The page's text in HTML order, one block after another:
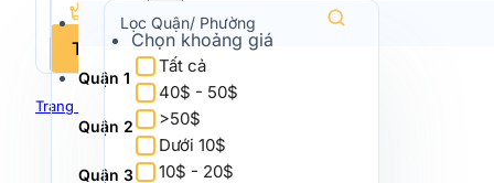
Quận 1
Quận 2
Quận 3
Chọn khoảng giá
Tất cả
40$ - 50$
>50$
Dưới 10$
10$ - 20$
Hạng
Chọn hạng
Tất cả
Hạng A
Hạng B
Tìm kiếm
Trang chủ TPHCM Quận Phú Nhuận